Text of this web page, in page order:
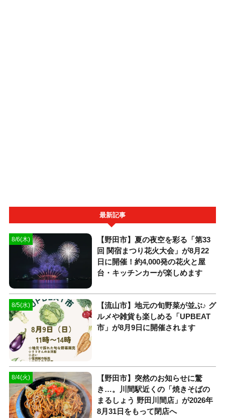
最新記事
8/6(木)
【野田市】夏の夜空を彩る「第33
回 関宿まつり花火大会」が8月22
日に開催！約4,000発の花火と屋
台・キッチンカーが楽しめます
8/5(水)
【流山市】地元の旬野菜が並ぶ♪ グ
ルメや雑貨も楽しめる「UPBEAT
市」が8月9日に開催されます
8/4(火)
【野田市】突然のお知らせに驚
き…。川間駅近くの「焼きそばの
まるしょう 野田川間店」が2026年
8月31日をもって閉店へ